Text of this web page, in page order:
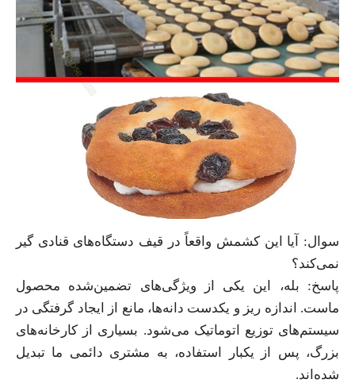
سوال: آیا این کشمش واقعاً در قیف دستگاه‌های قنادی گیر
نمی‌کند؟
پاسخ: بله، این یکی از ویژگی‌های تضمین‌شده محصول
ماست. اندازه ریز و یکدست دانه‌ها، مانع از ایجاد گرفتگی در
سیستم‌های توزیع اتوماتیک می‌شود. بسیاری از کارخانه‌های
بزرگ، پس از یکبار استفاده، به مشتری دائمی ما تبدیل
شده‌اند.